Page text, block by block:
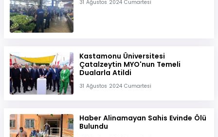
31 Ağustos 2024 Cumartesi
Kastamonu Üniversitesi
Çatalzeytin MYO'nun Temeli
Dualarla Atildi
31 Ağustos 2024 Cumartesi
Haber Alinamayan Sahis Evinde Ölü
Bulundu